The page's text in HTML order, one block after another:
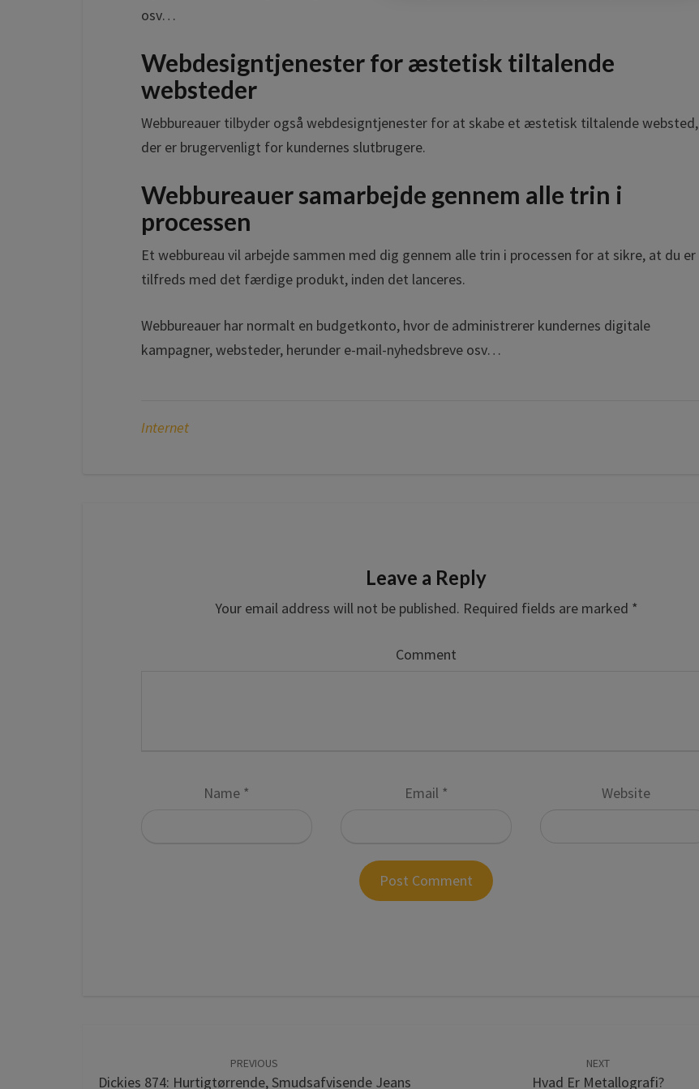
osv…
Webdesigntjenester for æstetisk tiltalende
websteder
Webbureauer tilbyder også webdesigntjenester for at skabe et æstetisk tiltalende websted,
der er brugervenligt for kundernes slutbrugere.
Webbureauer samarbejde gennem alle trin i
processen
Et webbureau vil arbejde sammen med dig gennem alle trin i processen for at sikre, at du er
tilfreds med det færdige produkt, inden det lanceres.
Webbureauer har normalt en budgetkonto, hvor de administrerer kundernes digitale
kampagner, websteder, herunder e-mail-nyhedsbreve osv…
Internet
Leave a Reply
Your email address will not be published. Required fields are marked *
Comment
Name * Email * Website
navigation
PREVIOUS
Dickies 874: Hurtigtørrende, Smudsafvisende Jeans
NEXT
Hvad Er Metallografi?